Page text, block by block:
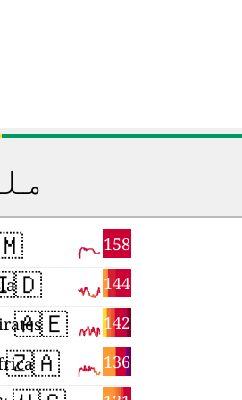
158
144
🇦🇪 142
🇿🇦 136